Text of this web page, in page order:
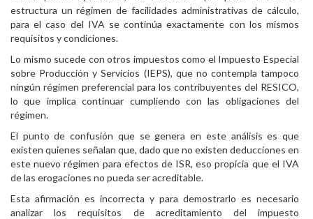
estructura un régimen de facilidades administrativas de cálculo,
para el caso del IVA se continúa exactamente con los mismos
requisitos y condiciones.
Lo mismo sucede con otros impuestos como el Impuesto Especial
sobre Producción y Servicios (IEPS), que no contempla tampoco
ningún régimen preferencial para los contribuyentes del RESICO,
lo que implica continuar cumpliendo con las obligaciones del
régimen.
El punto de confusión que se genera en este análisis es que
existen quienes señalan que, dado que no existen deducciones en
este nuevo régimen para efectos de ISR, eso propicia que el IVA
de las erogaciones no pueda ser acreditable.
Esta afirmación es incorrecta y para demostrarlo es necesario
analizar los requisitos de acreditamiento del impuesto